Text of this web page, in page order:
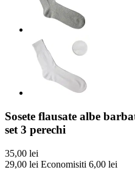
Sosete flausate albe
set 3 perechi
35,00 lei
29,00 lei Economisiti 6,00 lei